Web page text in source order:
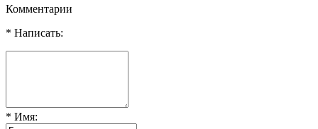
Комментарии
* Написать:
* Имя: